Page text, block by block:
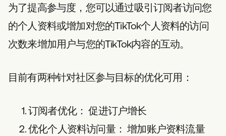
为了提高参与度，您可以通过吸引订阅者访问您
的个人资料或增加对您的TikTok个人资料的访问
次数来增加用户与您的TikTok内容的互动。
目前有两种针对社区参与目标的优化可用：
订阅者优化： 促进订户增长
优化个人资料访问量：增加账户资料流量